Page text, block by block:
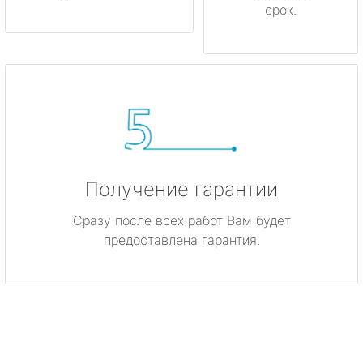
срок.
Получение гарантии
Сразу после всех работ Вам будет
предоставлена гарантия.